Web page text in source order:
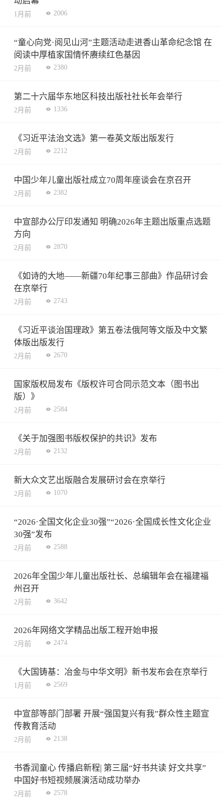
1月前 2006
“童心向党·阅见山河”主题活动走进香山革命纪念馆 在
阅读中厚植家国情怀赓续红色基因
2月前 2380
第二十六届华东地区科技出版社社长年会举行
2月前 1336
《习近平法治文选》第一卷英文版出版发行
2月前 2212
中国少年儿童出版社成立70周年座谈会在京召开
2月前 2382
中宣部办公厅印发通知 明确2026年主题出版重点选题
方向
2月前 2870
《如诗的大地——新疆70年纪事三部曲》作品研讨会
在京举行
2月前 2743
《习近平谈治国理政》第五卷法俄阿等文版及中文繁
体版出版发行
2月前 2670
国家版权局发布《版权许可合同示范文本（图书出
版）》
2月前 2584
《关于加强图书版权保护的共识》发布
2月前 2132
新大众文艺出版融合发展研讨会在京举行
2月前 1070
“2026·全国文化企业30强”“2026·全国成长性文化企业
30强”发布
2月前 2588
2026年全国少年儿童出版社长、总编辑年会在福建福
州召开
2月前 3642
2026年网络文学精品出版工程开始申报
2月前 2474
《大国铸基：冶金与中华文明》新书发布会在京举行
1月前 2569
中宣部等部门部署 开展“强国复兴有我”群众性主题宣
传教育活动
2月前 2138
书香润童心 传播启新程| 第三届“好书共读 好文共享”
中国好书短视频展演活动成功举办
2月前 2578